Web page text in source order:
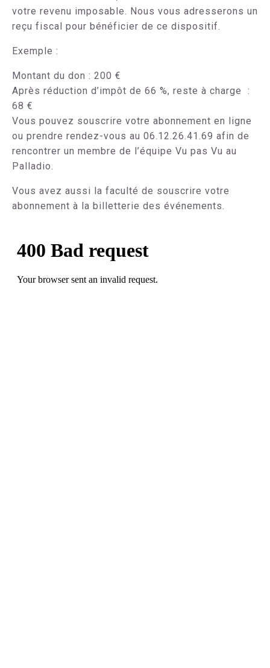
votre revenu imposable. Nous vous adresserons un
reçu fiscal pour bénéficier de ce dispositif.
Exemple :
Montant du don : 200 €
Après réduction d’impôt de 66 %, reste à charge :
68 €
Vous pouvez souscrire votre abonnement en ligne
ou prendre rendez-vous au 06.12.26.41.69 afin de
rencontrer un membre de l’équipe Vu pas Vu au
Palladio.
Vous avez aussi la faculté de souscrire votre
abonnement à la billetterie des événements.